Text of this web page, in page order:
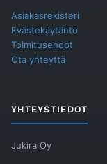
Asiakasrekisteri
Evästekäytäntö
Toimitusehdot
Ota yhteyttä
YHTEYSTIEDOT
Jukira Oy